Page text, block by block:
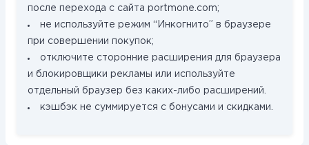
после перехода с сайта portmone.com;
не используйте режим “Инкогнито” в браузере
при совершении покупок;
отключите сторонние расширения для браузера
и блокировщики рекламы или используйте
отдельный браузер без каких-либо расширений.
кэшбэк не суммируется с бонусами и скидками.